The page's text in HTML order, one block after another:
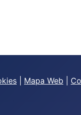
Mapa Web